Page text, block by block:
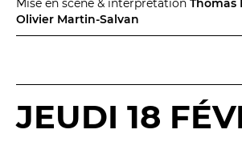
Mise en scène & interprétation Thomas
Olivier Martin-Salvan
JEUDI 18